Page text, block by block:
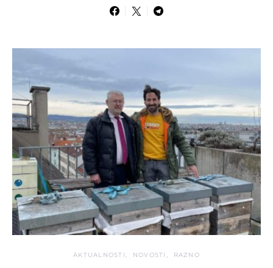
AKTUALNOSTI NOVOSTI RAZNO